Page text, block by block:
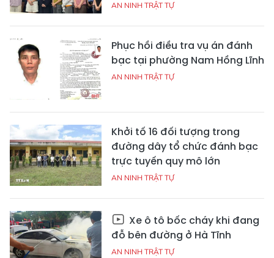
AN NINH TRẬT TỰ
Phục hồi điều tra vụ án đánh
bạc tại phường Nam Hồng Lĩnh
AN NINH TRẬT TỰ
Khởi tố 16 đối tượng trong
đường dây tổ chức đánh bạc
trực tuyến quy mô lớn
AN NINH TRẬT TỰ
Xe ô tô bốc cháy khi đang
đỗ bên đường ở Hà Tĩnh
AN NINH TRẬT TỰ